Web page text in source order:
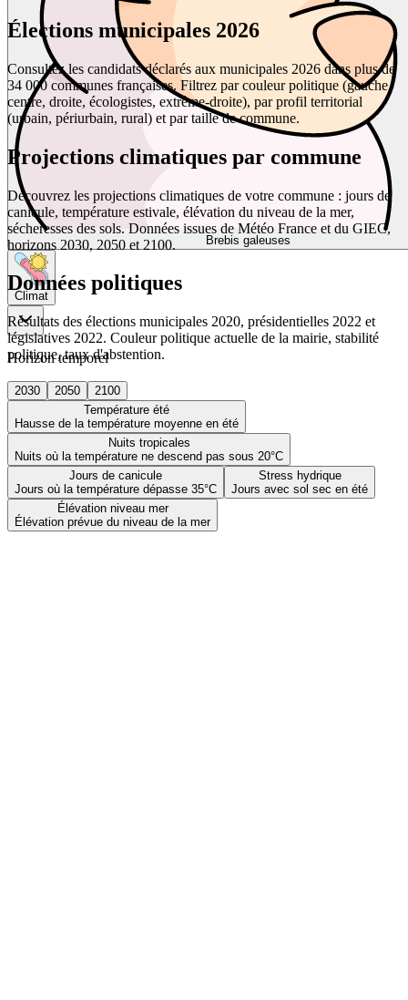
Brebis galeuses
Climat
Horizon temporel
2030 2050
2100
Température été
Hausse de la température moyenne en été
Nuits tropicales
Nuits où la température ne descend pas sous 20°C
Jours de canicule
Jours où la température dépasse 35°C
Stress hydrique
Jours avec sol sec en été
Élévation niveau mer
Élévation prévue du niveau de la mer
Élections municipales 2026
Consultez les candidats déclarés aux municipales 2026 dans plus de
34 000 communes françaises. Filtrez par couleur politique (gauche,
centre, droite, écologistes, extrême-droite), par profil territorial
(urbain, périurbain, rural) et par taille de commune.
Projections climatiques par commune
Découvrez les projections climatiques de votre commune : jours de
canicule, température estivale, élévation du niveau de la mer,
sécheresses des sols. Données issues de Météo France et du GIEC,
horizons 2030, 2050 et 2100.
Données politiques
Résultats des élections municipales 2020, présidentielles 2022 et
législatives 2022. Couleur politique actuelle de la mairie, stabilité
politique, taux d'abstention.